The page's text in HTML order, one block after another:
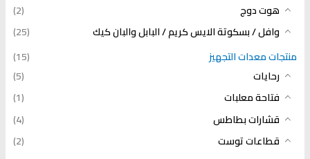
هوت دوج
(2)
وافل / بسكوتة الايس كريم / البابل والبان كيك
(25)
منتجات معدات التجهيز
(15)
رحايات
(5)
فتاحة معلبات
(1)
قشارات بطاطس
(4)
قطاعات توست
(2)